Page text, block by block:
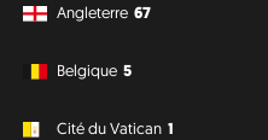
Angleterre 67
Belgique 5
Cité du Vatican 1